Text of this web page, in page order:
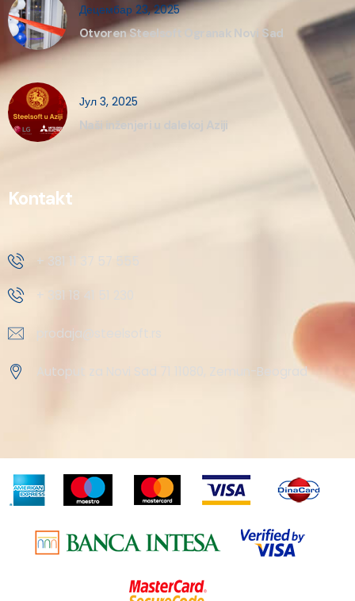
Децембар 23, 2025
Otvoren Steelsoft Ogranak Novi Sad
Јул 3, 2025
Naši inženjeri u dalekoj Aziji
Kontakt
+ 381 11 37 57 555
+ 381 18 41 51 230
prodaja@steelsoft.rs
Autoput za Novi Sad 71 11080, Zemun-Beograd